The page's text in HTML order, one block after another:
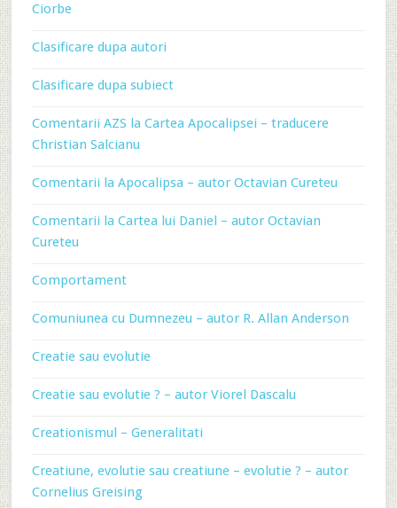
Ciorbe
Clasificare dupa autori
Clasificare dupa subiect
Comentarii AZS la Cartea Apocalipsei – traducere
Christian Salcianu
Comentarii la Apocalipsa – autor Octavian Cureteu
Comentarii la Cartea lui Daniel – autor Octavian
Cureteu
Comportament
Comuniunea cu Dumnezeu – autor R. Allan Anderson
Creatie sau evolutie
Creatie sau evolutie ? – autor Viorel Dascalu
Creationismul – Generalitati
Creatiune, evolutie sau creatiune – evolutie ? – autor
Cornelius Greising